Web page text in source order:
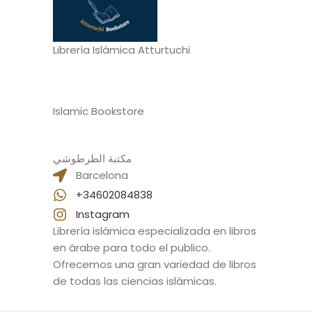
Librería Islámica Atturtuchi
Islamic Bookstore
مكتبة الطرطوشي
Barcelona
+34602084838
Instagram
Librería islámica especializada en libros
en árabe para todo el publico.
Ofrecemos una gran variedad de libros
de todas las ciencias islámicas.